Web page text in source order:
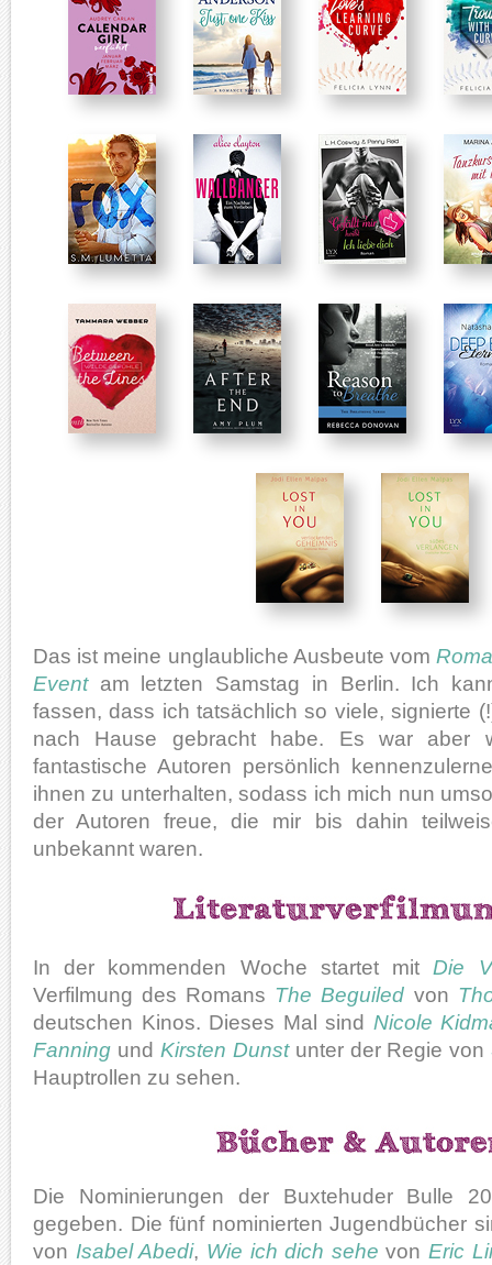
Das ist meine unglaubliche Ausbeute vom
Eventam letzten Samstag in Berlin. Ich
fassen, dass ich tatsächlich so viele, signierte
nach Hause gebracht habe. Es war aber
fantastische Autoren persönlich
ihnen zu unterhalten, sodass ich mich nun
der Autoren freue, die mir bis dahin
unbekannt waren.
In der kommenden Woche startet mit Die
Verfilmung des Romans The Beguiled von
deutschen Kinos. Dieses Mal sind Nicole
Fanning und Kirsten Dunstunter der Regie von
Hauptrollen zu sehen.
Die Nominierungen der Buxtehuder Bulle
gegeben. Die fünf nominierten Jugendbücher
von Isabel Abedi, Wie ich dich sehe von Eric